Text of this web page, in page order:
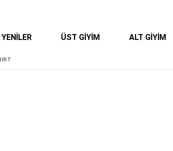
YENİLER ÜST GİYİM ALT GİYİM